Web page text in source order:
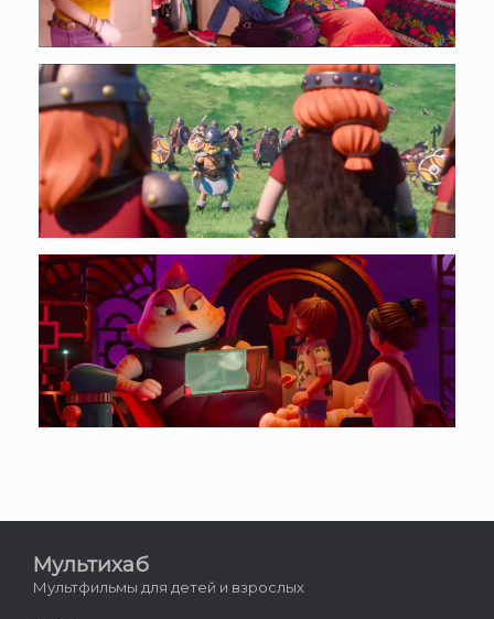
Мультихаб
Мультфильмы для детей и взрослых